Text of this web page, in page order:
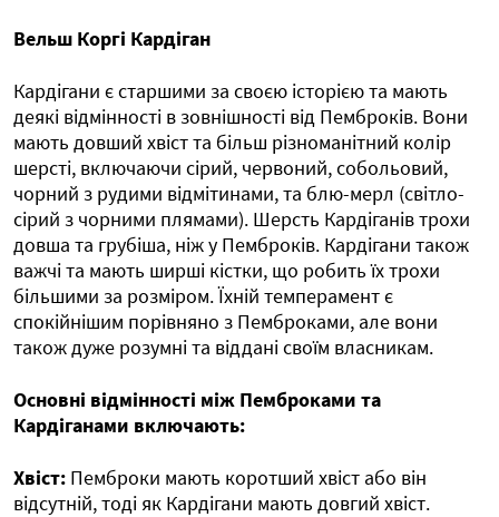
Вельш Коргі Кардіган
Кардігани є старшими за своєю історією та мають
деякі відмінності в зовнішності від Пемброків. Вони
мають довший хвіст та більш різноманітний колір
шерсті, включаючи сірий, червоний, собольовий,
чорний з рудими відмітинами, та блю-мерл (світло-
сірий з чорними плямами). Шерсть Кардіганів трохи
довша та грубіша, ніж у Пемброків. Кардігани також
важчі та мають ширші кістки, що робить їх трохи
більшими за розміром. Їхній темперамент є
спокійнішим порівняно з Пемброками, але вони
також дуже розумні та віддані своїм власникам.
Основні відмінності між Пемброками та
Кардіганами включають:
Хвіст: Пемброки мають коротший хвіст або він
відсутній, тоді як Кардігани мають довгий хвіст.